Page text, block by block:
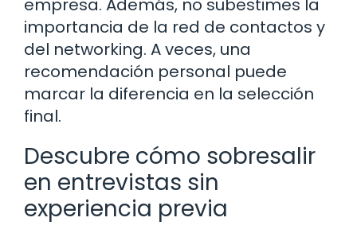
empresa. Además, no subestimes la
importancia de la red de contactos y
del networking. A veces, una
recomendación personal puede
marcar la diferencia en la selección
final.
Descubre cómo sobresalir
en entrevistas sin
experiencia previa